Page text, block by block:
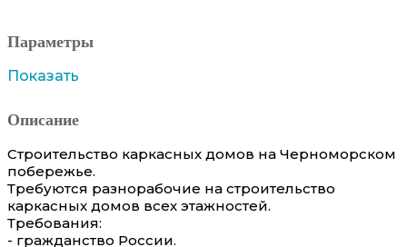
Параметры
Показать
Описание
Строительство каркасных домов на Черноморском
побережье.
Требуются разнорабочие на строительство
каркасных домов всех этажностей.
Требования:
- гражданство России.